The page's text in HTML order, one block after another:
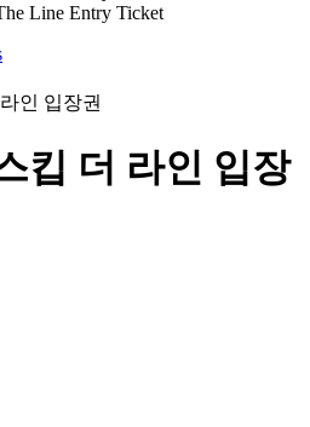
인 입장권
킵 더 라인 입장